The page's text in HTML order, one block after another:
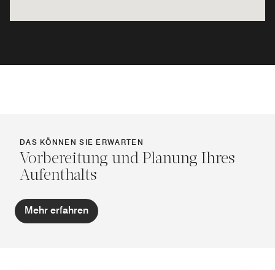
DAS KÖNNEN SIE ERWARTEN
Vorbereitung und Planung Ihres
Aufenthalts
Mehr erfahren